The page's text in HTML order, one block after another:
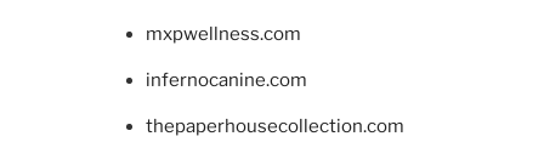
mxpwellness.com
infernocanine.com
thepaperhousecollection.com